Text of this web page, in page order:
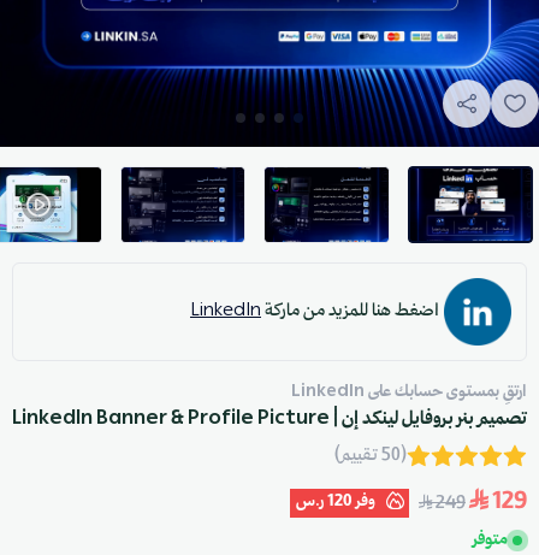
اضغط هنا للمزيد من ماركةLinkedIn
ارتقِ بمستوى حسابك على LinkedIn
تصميم بنر بروفايل لينكد إن | LinkedIn Banner & Profile Picture
(50 تقييم)
129
249 وفر120 ر.س
متوفر